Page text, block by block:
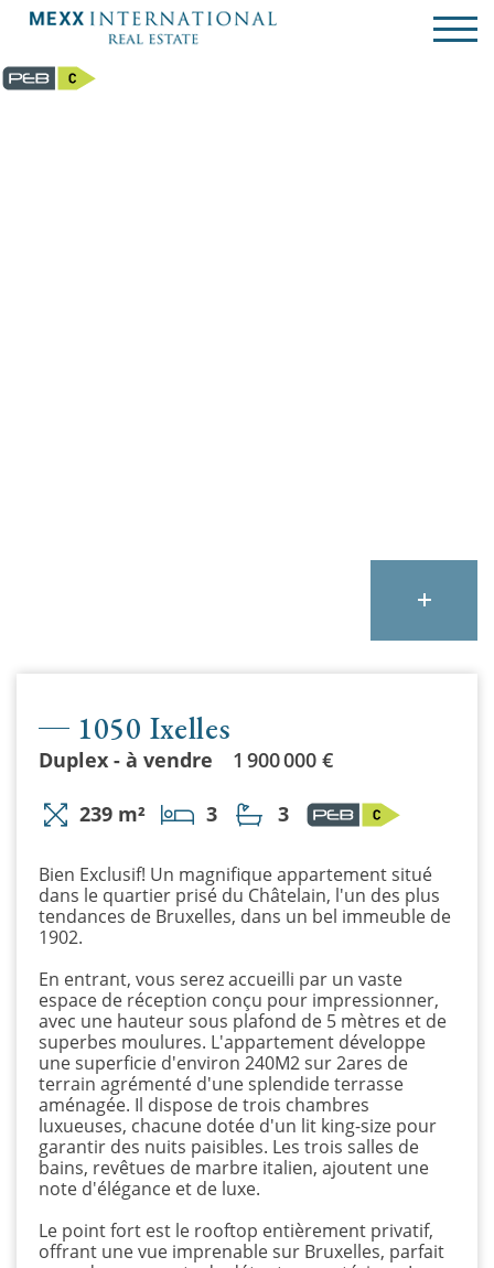
1050 Ixelles
1 900 000 €
Duplex - à vendre
239 m² 3 3
Bien Exclusif! Un magnifique appartement situé
dans le quartier prisé du Châtelain, l'un des plus
tendances de Bruxelles, dans un bel immeuble de
1902.
En entrant, vous serez accueilli par un vaste
espace de réception conçu pour impressionner,
avec une hauteur sous plafond de 5 mètres et de
superbes moulures. L'appartement développe
une superficie d'environ 240M2 sur 2ares de
terrain agrémenté d'une splendide terrasse
aménagée. Il dispose de trois chambres
luxueuses, chacune dotée d'un lit king-size pour
garantir des nuits paisibles. Les trois salles de
bains, revêtues de marbre italien, ajoutent une
note d'élégance et de luxe.
Le point fort est le rooftop entièrement privatif,
offrant une vue imprenable sur Bruxelles, parfait